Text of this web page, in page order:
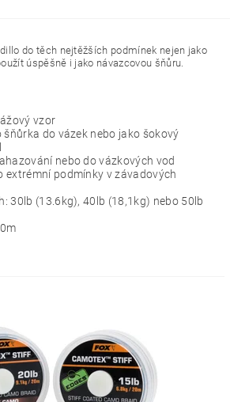
do těch nejtěžších podmínek nejen jako
úspěšně i jako návazcovou šňůru.
vzor
šňůrka do vázek nebo jako šokový
nebo do vázkových vod
extrémní podmínky v závadových
30lb (13.6kg), 40lb (18,1kg) nebo 50lb